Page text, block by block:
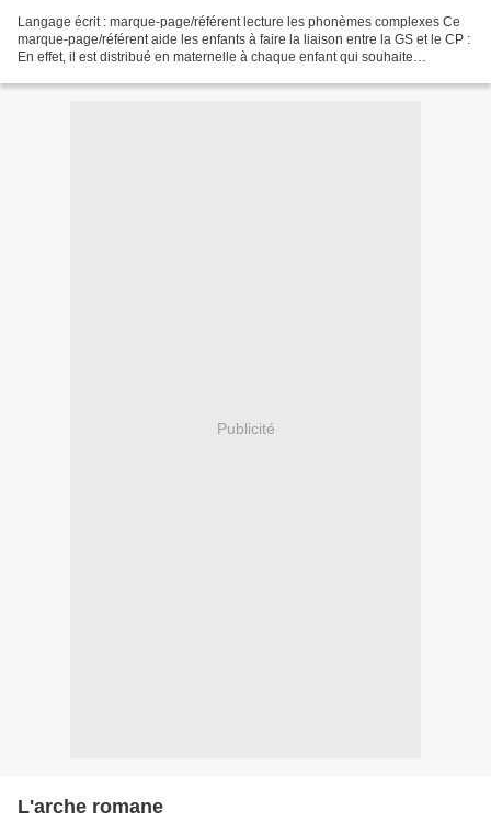
Langage écrit : marque-page/référent lecture les phonèmes complexes Ce
marque-page/référent aide les enfants à faire la liaison entre la GS et le CP :
En effet, il est distribué en maternelle à chaque enfant qui souhaite
Publicité
L'arche romane